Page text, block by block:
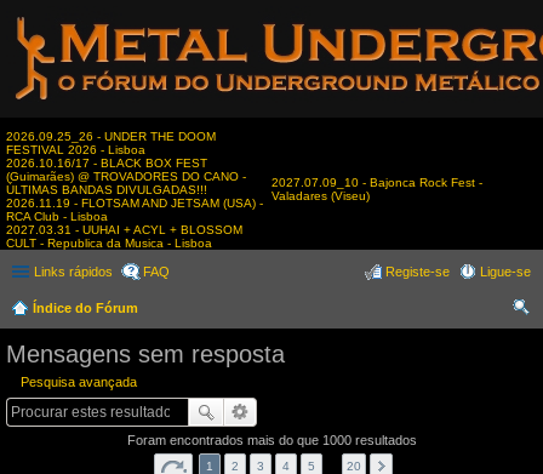
2026.09.25_26 - UNDER THE DOOM
FESTIVAL 2026 - Lisboa
2026.10.16/17 - BLACK BOX FEST
(Guimarães) @ TROVADORES DO CANO -
ÚLTIMAS BANDAS DIVULGADAS!!!
2026.11.19 - FLOTSAM AND JETSAM (USA) -
RCA Club - Lisboa
2027.03.31 - UUHAI + ACYL + BLOSSOM
CULT - Republica da Musica - Lisboa
2027.07.09_10 - Bajonca Rock Fest -
Valadares (Viseu)
Links rápidos FAQ Ligue-se
Registe-se
Índice do Fórum
Mensagens sem resposta
Pesquisa avançada
Foram encontrados mais do que 1000 resultados
1 2 3 4 5 20